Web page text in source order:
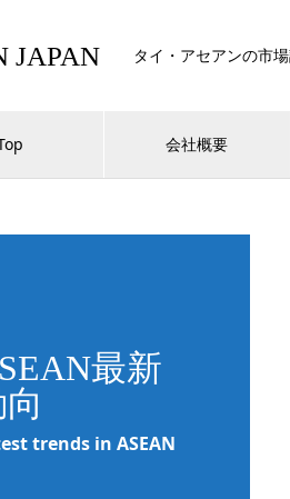
JAPAN タイ・アセアンの市
会社概要
最新
trends in ASEAN